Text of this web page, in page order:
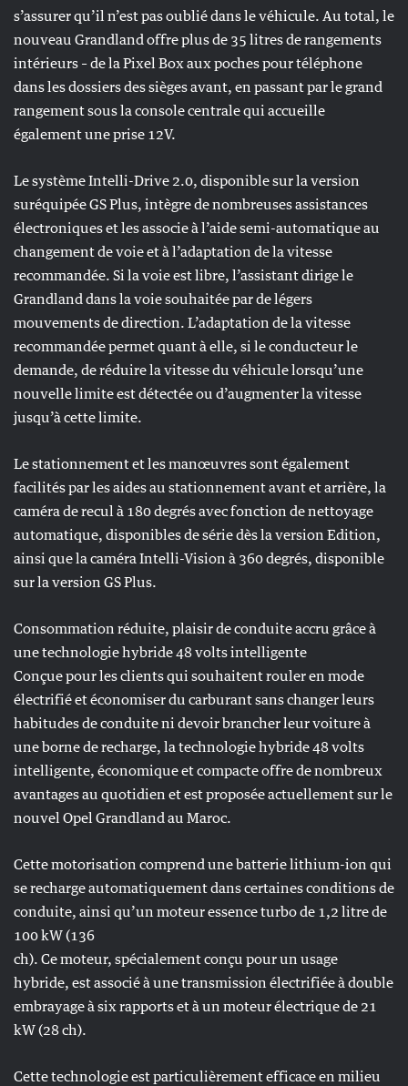
s’assurer qu’il n’est pas oublié dans le véhicule. Au total, le
nouveau Grandland offre plus de 35 litres de rangements
intérieurs – de la Pixel Box aux poches pour téléphone
dans les dossiers des sièges avant, en passant par le grand
rangement sous la console centrale qui accueille
également une prise 12V.
Le système Intelli-Drive 2.0, disponible sur la version
suréquipée GS Plus, intègre de nombreuses assistances
électroniques et les associe à l’aide semi-automatique au
changement de voie et à l’adaptation de la vitesse
recommandée. Si la voie est libre, l’assistant dirige le
Grandland dans la voie souhaitée par de légers
mouvements de direction. L’adaptation de la vitesse
recommandée permet quant à elle, si le conducteur le
demande, de réduire la vitesse du véhicule lorsqu’une
nouvelle limite est détectée ou d’augmenter la vitesse
jusqu’à cette limite.
Le stationnement et les manœuvres sont également
facilités par les aides au stationnement avant et arrière, la
caméra de recul à 180 degrés avec fonction de nettoyage
automatique, disponibles de série dès la version Edition,
ainsi que la caméra Intelli-Vision à 360 degrés, disponible
sur la version GS Plus.
Consommation réduite, plaisir de conduite accru grâce à
une technologie hybride 48 volts intelligente
Conçue pour les clients qui souhaitent rouler en mode
électrifié et économiser du carburant sans changer leurs
habitudes de conduite ni devoir brancher leur voiture à
une borne de recharge, la technologie hybride 48 volts
intelligente, économique et compacte offre de nombreux
avantages au quotidien et est proposée actuellement sur le
nouvel Opel Grandland au Maroc.
Cette motorisation comprend une batterie lithium-ion qui
se recharge automatiquement dans certaines conditions de
conduite, ainsi qu’un moteur essence turbo de 1,2 litre de
100 kW (136
ch). Ce moteur, spécialement conçu pour un usage
hybride, est associé à une transmission électrifiée à double
embrayage à six rapports et à un moteur électrique de 21
kW (28 ch).
Cette technologie est particulièrement efficace en milieu